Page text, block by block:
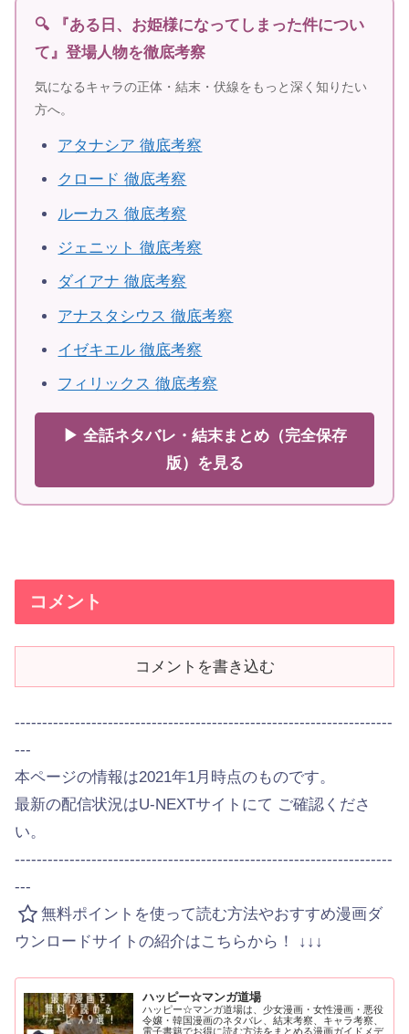
🔍 『ある日、お姫様になってしまった件につい
て』登場人物を徹底考察
気になるキャラの正体・結末・伏線をもっと深く知りたい
方へ。
アタナシア 徹底考察
クロード 徹底考察
ルーカス 徹底考察
ジェニット 徹底考察
ダイアナ 徹底考察
アナスタシウス 徹底考察
イゼキエル 徹底考察
フィリックス 徹底考察
▶ 全話ネタバレ・結末まとめ（完全保存
版）を見る
コメント
コメントを書き込む
---------------------------------------------------------------------
---
本ページの情報は2021年1月時点のものです。
最新の配信状況はU-NEXTサイトにて ご確認くださ
い。
---------------------------------------------------------------------
---
無料ポイントを使って読む方法やおすすめ漫画ダ
ウンロードサイトの紹介はこちらから！ ↓↓↓
ハッピー☆マンガ道場
ハッピー☆マンガ道場は、少女漫画・女性漫画・悪役
令嬢・韓国漫画のネタバレ、結末考察、キャラ考察、
電子書籍でお得に読む方法をまとめる漫画ガイドメデ